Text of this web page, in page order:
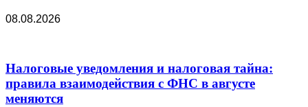
08.08.2026
Налоговые уведомления и налоговая тайна:
правила взаимодействия с ФНС в августе
меняются